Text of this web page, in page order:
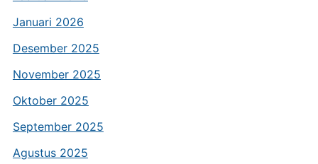
Januari 2026
Desember 2025
November 2025
Oktober 2025
September 2025
Agustus 2025